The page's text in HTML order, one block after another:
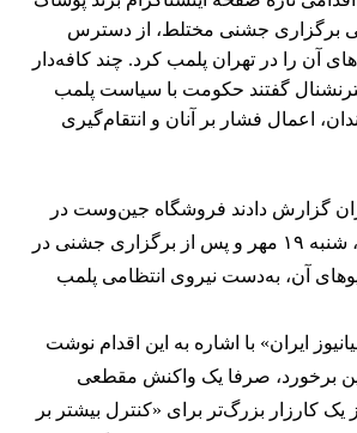
برگزاری جشنی مختلط، از دسترس
آن را در تهران پلمب کرد. چند کافه‌‌دار
گفتند حکومت با سیاست پلمب
اعمال فشار بر آنان و انتقام‌گیری
گزارش دادند فروشگاه جین‌وست در
خیابان فرشته تهران، شنبه ۱۹ مهر و پس از برگزاری جشنی در
آن، به‌دست نیروی انتظامی پلمب
ایران» با اشاره به این اقدام نوشت
برخورد، صرفا یک واکنش مقطعی
کارزار بزرگ‌تر برای «کنترل بیشتر بر